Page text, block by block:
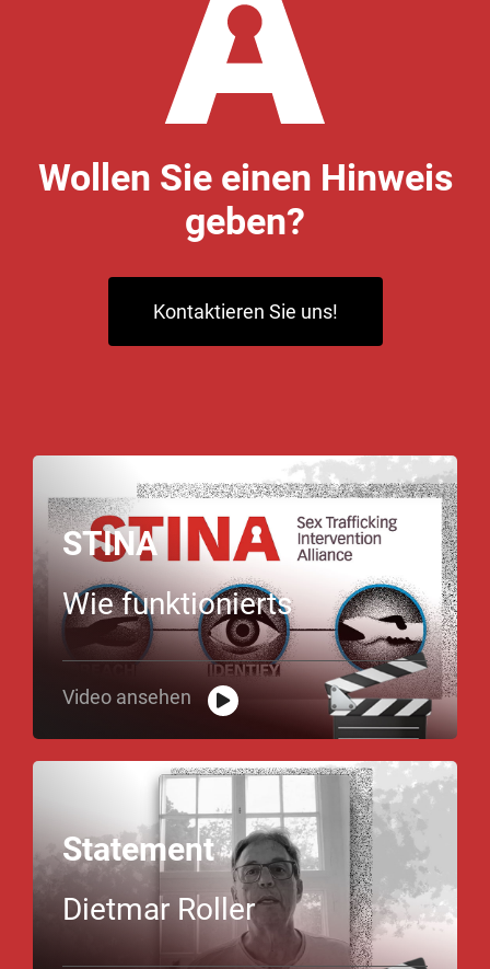
Wollen Sie einen Hinweis
geben?
Kontaktieren Sie uns!
STINA
Wie funktionierts
Video ansehen
Statement
Dietmar Roller